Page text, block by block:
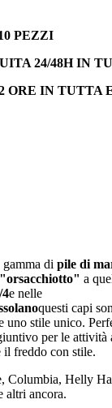
PEZZI
24/48H IN
ORE IN TUTTA
di pile di
"orsacchiotto" a
e nelle
questi capi
uno stile unico.
per le
il freddo con stile.
Columbia, Helly
altri ancora.